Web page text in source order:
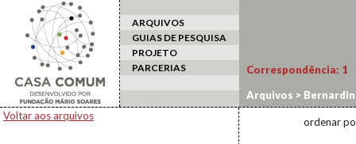
ARQUIVOS
GUIAS DE PESQUISA
PROJETO
PARCERIAS
Voltar aos arquivos
Correspondência: 1
Arquivos >
ordenar